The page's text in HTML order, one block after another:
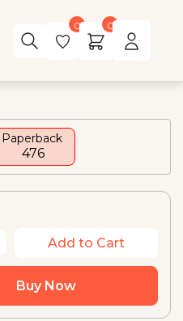
0 0
Paperback
₹ 476
Add to Cart
Buy Now